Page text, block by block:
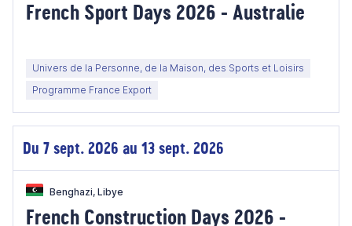
French Sport Days 2026 - Australie
Univers de la Personne, de la Maison, des Sports et Loisirs
Programme France Export
Du 7 sept. 2026 au 13 sept. 2026
Benghazi, Libye
French Construction Days 2026 -